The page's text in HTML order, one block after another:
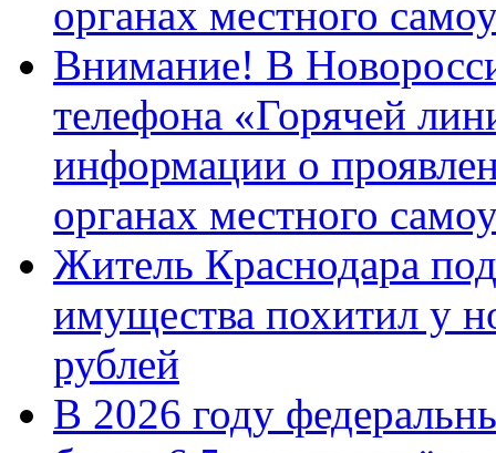
органах местного
Внимание! В
телефона «Горячей
информации о
органах местного
Житель Краснодара
имущества похитил у
рублей
В 2026 году